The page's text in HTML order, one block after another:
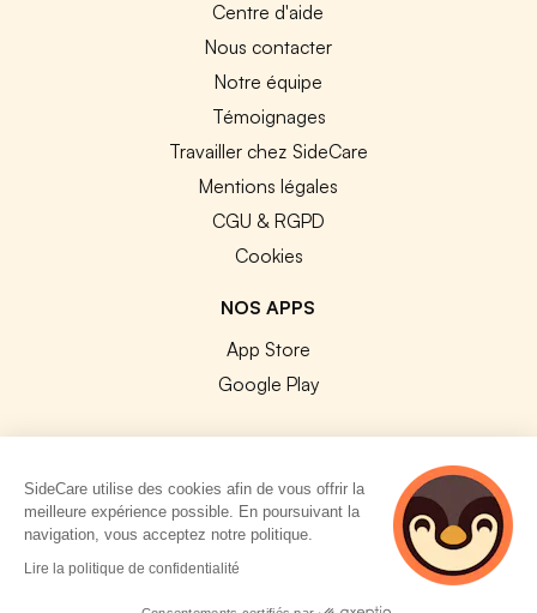
Centre d'aide
Nous contacter
Notre équipe
Témoignages
Travailler chez SideCare
Mentions légales
CGU & RGPD
Cookies
NOS APPS
App Store
Google Play
© 2026 SideCare. Tous droits réservés.
SideCare utilise des cookies afin de vous offrir la
meilleure expérience possible. En poursuivant la
navigation, vous acceptez notre politique.
Lire la politique de confidentialité
4 personnes
consultent